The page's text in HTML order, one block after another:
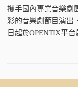
攜手國內專業音樂劇
彩的音樂劇節目演出
日起於OPENTIX平